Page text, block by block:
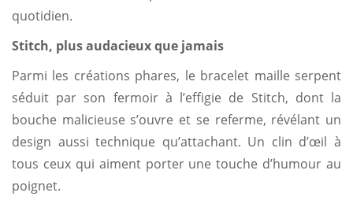
quotidien.
Stitch, plus audacieux que jamais
Parmi les créations phares, le bracelet maille serpent
séduit par son fermoir à l’effigie de Stitch, dont la
bouche malicieuse s’ouvre et se referme, révélant un
design aussi technique qu’attachant. Un clin d’œil à
tous ceux qui aiment porter une touche d’humour au
poignet.